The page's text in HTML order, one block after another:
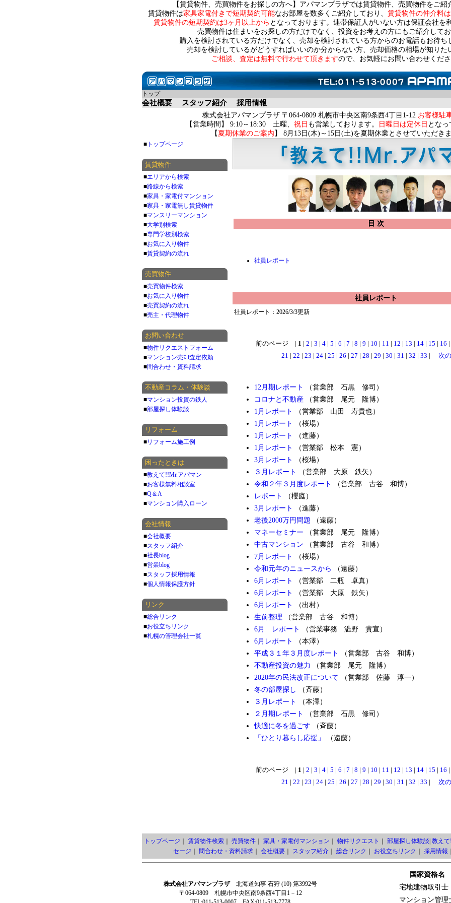
【賃貸物件、売買物件をお探しの方へ】アパマンプラザでは賃貸物件、売買物件をご紹
賃貸物件は家具家電付きで短期契約可能なお部屋を数多くご紹介しており、 賃貸物件の仲介料
賃貸物件の短期契約は3ヶ月以上から となっております。連帯保証人がいない方は保証会社を
売買物件は住まいをお探しの方だけでなく、投資をお考えの方にもご紹介してお
購入を検討されている方だけでなく、売却を検討されている方からのお電話もお待ち
売却を検討しているがどうすればいいのか分からない方、売却価格の相場が知りた
ご相談、査定は無料で行わせて頂きますので、お気軽にお問い合わせくださ
トップ
会社概要 スタッフ紹介 採用情報
株式会社アパマンプラザ 〒064-0809 札幌市中央区南9条西4丁目1-12 お客様駐
【営業時間】 9:10～18:30 土曜、 祝日 も営業しております。 日曜日は定休日 となっ
【 夏期休業のご案内 】 8月13日(木)～15日(土)を夏期休業とさせていただきま
目 次
社員レポート
社員レポート
社員レポート：2026/3/3更新
前のページ | 1 | 2 | 3 | 4 | 5 | 6 | 7 | 8 | 9 | 10 | 11 | 12 | 13 | 14 | 15 | 16 |
21 | 22 | 23 | 24| 25 | 26 | 27 | 28 | 29 | 30 | 31 | 32 | 33 | 次
12月期レポート
（営業部 石黒 修司）
コロナと不動産 （営業部 尾元 隆博）
1月レポート
（営業部 山田 寿貴也）
1月レポート
（桜場）
1月レポート
（進藤）
1月レポート
（営業部 松本 憲）
3月レポート
（桜場）
３月レポート
（営業部 大原 鉄矢）
令和２年３月度レポート
（営業部 古谷 和博）
レポート
（櫻庭）
3月レポート
（進藤）
老後2000万円問題 （遠藤）
マネーセミナー （営業部 尾元 隆博）
中古マンション （営業部 古谷 和博）
7月レポート
（桜場）
令和元年のニュースから
（遠藤）
6月レポート
（営業部 二瓶 卓真）
6月レポート
（営業部 大原 鉄矢）
6月レポート
（出村）
生前整理 （営業部 古谷 和博）
6月 レポート
（営業事務 澁野 貴宣）
6月レポート
（本澤）
平成３１年３月度レポート
（営業部 古谷 和博）
不動産投資の魅力
（営業部 尾元 隆博）
2020年の民法改正について （営業部 佐藤 淳一）
冬の部屋探し
（斉藤）
３月レポート
（本澤）
２月期レポート
（営業部 石黒 修司）
快適に冬を過ごす （斉藤）
「ひとり暮らし応援」
（遠藤）
前のページ | 1 | 2 | 3 | 4 | 5 | 6 | 7 | 8 | 9 | 10 | 11 | 12 | 13 | 14 | 15 | 16 |
21 | 22 | 23 | 24| 25 | 26 | 27 | 28 | 29 | 30 | 31 | 32 | 33 | 次
■ トップページ
賃貸物件
■エリアから検索
■路線から検索
■家具・家電付マンション
■家具・家電無し賃貸物件
■マンスリーマンション
■大学別検索
■専門学校別検索
■お気に入り物件
■賃貸契約の流れ
売買物件
■売買物件検索
■お気に入り物件
■売買契約の流れ
■売主・代理物件
お問い合わせ
■物件リクエストフォーム
■マンション売却査定依頼
■問合わせ・資料請求
不動産コラム・体験談
■マンション投資の鉄人
■部屋探し体験談
リフォーム
■リフォーム施工例
困ったときは
■教えて!!Mr.アパマン
■お客様無料相談室
■Q＆A
■マンション購入ローン
会社情報
■会社概要
■スタッフ紹介
■社長blog
■営業blog
■スタッフ採用情報
■個人情報保護方針
リンク
■総合リンク
■お役立ちリンク
■札幌の管理会社一覧
トップページ 賃貸物件検索｜ 売買物件｜ 家具・家電付マンション 物件リクエスト 部屋探し体験談 教え
セージ
問合わせ・資料請求｜ 会社概要｜ スタッフ紹介｜ 総合リンク お役立ちリンク 採用情報
株式会社アパマンプラザ北海道知事 石狩 (10) 第3992号
〒064-0809 札幌市中央区南9条西4丁目1－12
国家資格名
宅地建物取引士
マンション管理